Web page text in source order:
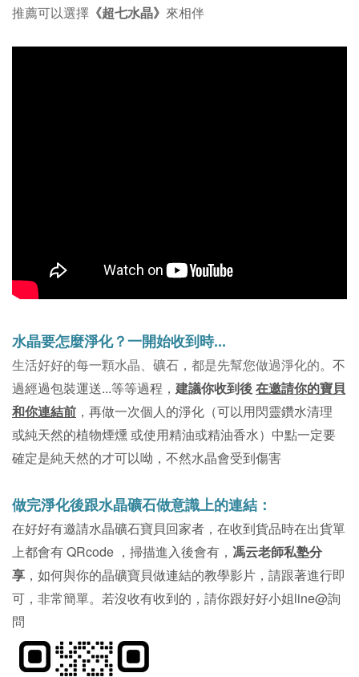
推薦可以選擇 《超七水晶》 來相伴
水晶要怎麼淨化？一開始收到時...
生活好好的每一顆水晶、礦石，都是先幫您做過淨化的。不
過經過包裝運送...等等過程， 建議你收到後在邀請你的寶貝
和你連結前 ，再做一次個人的淨化（可以用閃靈鑽水清理
或純天然的植物煙燻 或使用精油或精油香水）中點一定要
確定是純天然的才可以呦，不然水晶會受到傷害
做完淨化後跟水晶礦石做意識上的連結：
在好好有邀請水晶礦石寶貝回家者，在收到貨品時在出貨單
上都會有 QRcode ，掃描進入後會有， 馮云老師私塾分
享 ，如何與你的晶礦寶貝做連結的教學影片，請跟著進行即
可，非常簡單。若沒收有收到的，請你跟好好小姐line@詢
問